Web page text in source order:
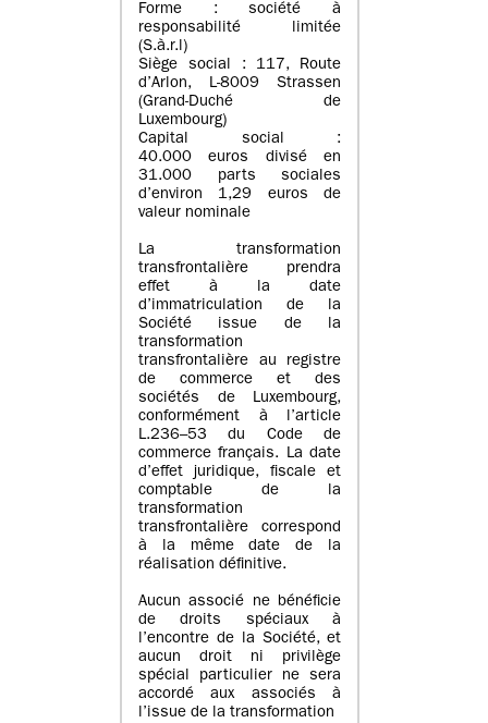
Forme : société à
responsabilité limitée
(S.à.r.l)
Siège social : 117, Route
d’Arlon, L-8009 Strassen
(Grand-Duché de
Luxembourg)
Capital social :
40.000 euros divisé en
31.000 parts sociales
d’environ 1,29 euros de
valeur nominale
La transformation
transfrontalière prendra
effet à la date
d’immatriculation de la
Société issue de la
transformation
transfrontalière au registre
de commerce et des
sociétés de Luxembourg,
conformément à l’article
L.236–53 du Code de
commerce français. La date
d’effet juridique, fiscale et
comptable de la
transformation
transfrontalière correspond
à la même date de la
réalisation définitive.
Aucun associé ne bénéficie
de droits spéciaux à
l’encontre de la Société, et
aucun droit ni privilège
spécial particulier ne sera
accordé aux associés à
l’issue de la transformation